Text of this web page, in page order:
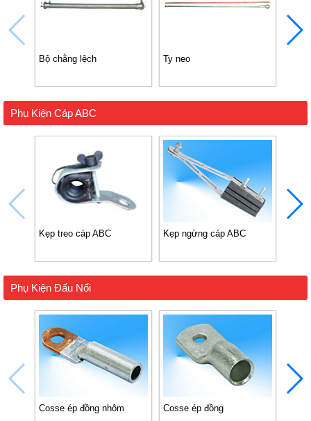
Bộ chằng lệch Ty neo
Phụ Kiện Cáp ABC
Kẹp treo cáp ABC Kẹp ngừng cáp ABC
Phụ Kiện Đấu Nối
Cosse ép đồng nhôm Cosse ép đồng